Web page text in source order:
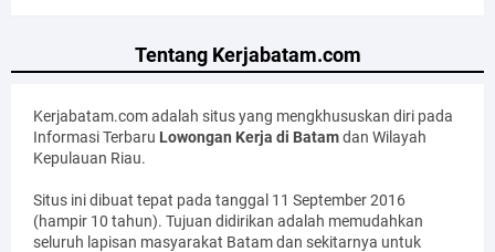
Tentang Kerjabatam.com
Kerjabatam.com adalah situs yang mengkhususkan diri pada
Informasi Terbaru Lowongan Kerja di Batamdan Wilayah
Kepulauan Riau.
Situs ini dibuat tepat pada tanggal 11 September 2016
(hampir 10 tahun). Tujuan didirikan adalah memudahkan
seluruh lapisan masyarakat Batam dan sekitarnya untuk